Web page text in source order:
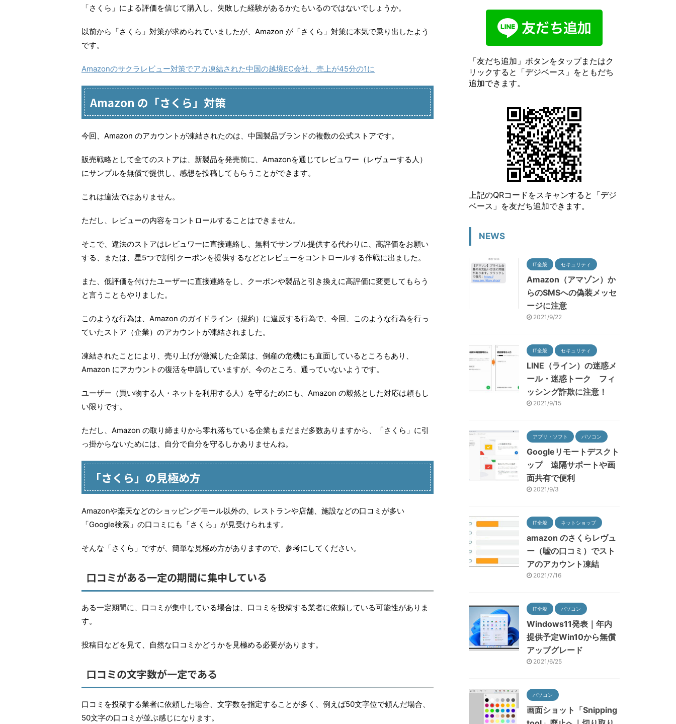
「さくら」による評価を信じて購入し、失敗した経験があるかたもいるのではないでしょうか。
以前から「さくら」対策が求められていましたが、Amazon が「さくら」対策に本気で乗り出したよう
です。
Amazonのサクラレビュー対策でアカ凍結された中国の越境EC会社、売上が45分の1に
Amazon の「さくら」対策
今回、Amazon のアカウントが凍結されたのは、中国製品ブランドの複数の公式ストアです。
販売戦略として全てのストアは、新製品を発売前に、Amazonを通じてレビュワー（レヴューする人）
にサンプルを無償で提供し、感想を投稿してもらうことができます。
これは違法ではありません。
ただし、レビューの内容をコントロールすることはできません。
そこで、違法のストアはレビュワーに直接連絡し、無料でサンプル提供する代わりに、高評価をお願い
する、または、星5つで割引クーポンを提供するなどとレビューをコントロールする作戦に出ました。
また、低評価を付けたユーザーに直接連絡をし、クーポンや製品と引き換えに高評価に変更してもらう
と言うこともやりました。
このような行為は、Amazon のガイドライン（規約）に違反する行為で、今回、このような行為を行っ
ていたストア（企業）のアカウントが凍結されました。
凍結されたことにより、売り上げが激減した企業は、倒産の危機にも直面しているところもあり、
Amazon にアカウントの復活を申請していますが、今のところ、通っていないようです。
ユーザー（買い物する人・ネットを利用する人）を守るためにも、Amazon の毅然とした対応は頼もし
い限りです。
ただし、Amazon の取り締まりから零れ落ちている企業もまだまだ多数ありますから、「さくら」に引
っ掛からないためには、自分で自分を守るしかありませんね。
「さくら」の見極め方
Amazonや楽天などのショッピングモール以外の、レストランや店舗、施設などの口コミが多い
「Google検索」の口コミにも「さくら」が見受けられます。
そんな「さくら」ですが、簡単な見極め方がありますので、参考にしてください。
口コミがある一定の期間に集中している
ある一定期間に、口コミが集中している場合は、口コミを投稿する業者に依頼している可能性がありま
す。
投稿日などを見て、自然な口コミかどうかを見極める必要があります。
口コミの文字数が一定である
口コミを投稿する業者に依頼した場合、文字数を指定することが多く、例えば50文字位で頼んだ場合、
50文字の口コミが並ぶ感じになります。
「友だち追加」ボタンをタップまたはク
リックすると「デジベース」をともだち
追加できます。
上記のQRコードをスキャンすると「デジ
ベース」を友だち追加できます。
NEWS
IT全般 セキュリティ
Amazon（アマゾン）か
らのSMSへの偽装メッセ
ージに注意
2021/9/22
IT全般 セキュリティ
LINE（ライン）の迷惑メ
ール・迷惑トーク フィ
ッシング詐欺に注意！
2021/9/15
アプリ・ソフト パソコン
Googleリモートデスクト
ップ 遠隔サポートや画
面共有で便利
2021/9/3
IT全般 ネットショップ
amazon のさくらレヴュ
ー（嘘の口コミ）でスト
アのアカウント凍結
2021/7/16
IT全般 パソコン
Windows11発表｜年内
提供予定Win10から無償
アップグレード
2021/6/25
パソコン
画面ショット「Snipping